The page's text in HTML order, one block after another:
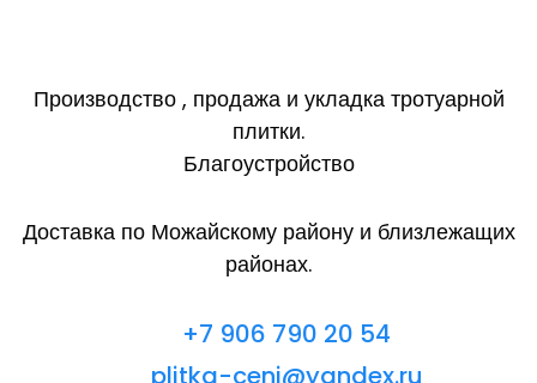
Производство , продажа и укладка тротуарной
плитки.
Благоустройство
Доставка по Можайскому району и близлежащих
районах.
+7 906 790 20 54
plitka-ceni@yandex.ru